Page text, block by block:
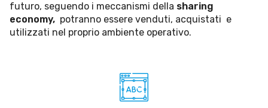
futuro, seguendo i meccanismi della sharing
economy, potranno essere venduti, acquistati e
utilizzati nel proprio ambiente operativo.